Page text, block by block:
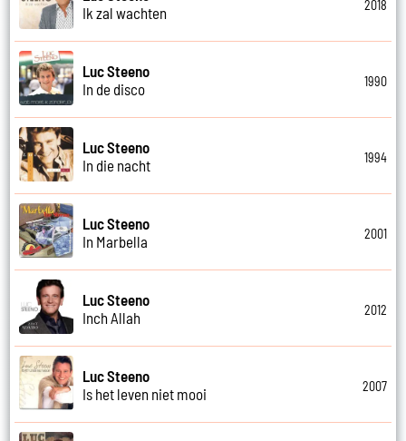
Ik zal wachten
2018
Luc Steeno
In de disco
1990
Luc Steeno
In die nacht
1994
Luc Steeno
In Marbella
2001
Luc Steeno
Inch Allah
2012
Luc Steeno
Is het leven niet mooi
2007